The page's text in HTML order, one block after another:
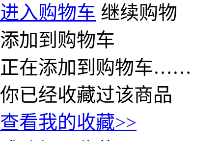
进入购物车 继续购物
添加到购物车
正在添加到购物车……
你已经收藏过该商品
查看我的收藏>>